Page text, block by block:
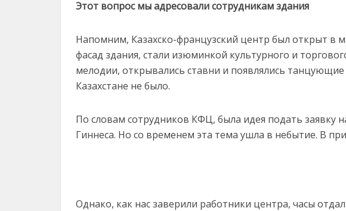
Этот вопрос мы адресовали сотрудникам здания
Напомним, Казахско-французский центр был открыт в
фасад здания, стали изюминкой культурного и
мелодии, открывались ставни и появлялись
Казахстане не было.
По словам сотрудников КФЦ, была идея подать заявку
Гиннеса. Но со временем эта тема ушла в небытие. В
Однако, как нас заверили работники центра, часы